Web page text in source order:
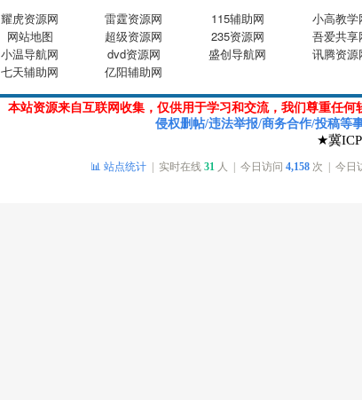
耀虎资源网 雷霆资源网 115辅助网 小高教学
网站地图 超级资源网 235资源网 吾爱共享
小温导航网 dvd资源网 盛创导航网 讯腾资源
七天辅助网 亿阳辅助网
本站资源来自互联网收集，仅供用于学习和交流，我们尊重任
侵权删帖/违法举报/商务合作/投稿等
★冀
📊 站点统计 | 实时在线 31 人 | 今日访问 4,158 次 | 今日